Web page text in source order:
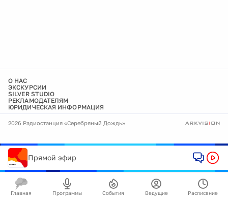
О НАС
ЭКСКУРСИИ
SILVER STUDIO
РЕКЛАМОДАТЕЛЯМ
ЮРИДИЧЕСКАЯ ИНФОРМАЦИЯ
2026 Радиостанция «Серебряный Дождь»
Прямой эфир
Главная Программы События Ведущие Расписание